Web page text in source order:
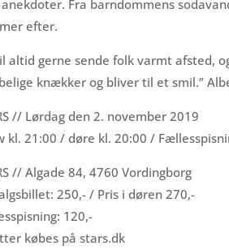
Fra barndommens
efter.
altid gerne sende folk varmt afsted,
knækker og bliver til et smil.”
// Lørdag den 2. november 2019
kl. 21:00 / døre kl. 20:00 /
// Algade 84, 4760 Vordingborg
250,- / Pris i døren 270,-
120,-
købes på stars.dk